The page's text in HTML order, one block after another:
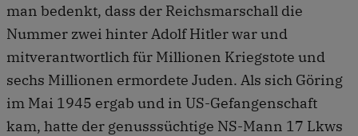
man bedenkt, dass der Reichsmarschall die
Nummer zwei hinter Adolf Hitler war und
mitverantwortlich für Millionen Kriegstote und
sechs Millionen ermordete Juden. Als sich Göring
im Mai 1945 ergab und in US-Gefangenschaft
kam, hatte der genusssüchtige NS-Mann 17 Lkws